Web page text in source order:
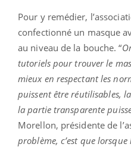
Pour y remédier,
confectionné un masque
au niveau de la bouche. “
tutoriels pour trouver le
mieux en respectant les
puissent être réutilisables,
la partie transparente
Morellon, présidente de
problème, c’est que